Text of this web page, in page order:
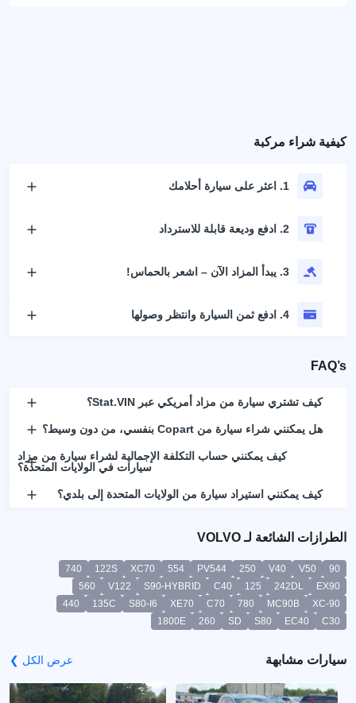
كيفية شراء مركبة
1. اعثر على سيارة أحلامك
2. ادفع وديعة قابلة للاسترداد
3. يبدأ المزاد الآن – اشعر بالحماس!
4. ادفع ثمن السيارة وانتظر وصولها
FAQ’s
كيف تشتري سيارة من مزاد أمريكي عبر Stat.VIN؟
هل يمكنني شراء سيارة من Copart بنفسي، من دون وسيط؟
كيف يمكنني حساب التكلفة الإجمالية لشراء سيارة من مزاد
سيارات في الولايات المتحدة؟
كيف يمكنني استيراد سيارة من الولايات المتحدة إلى بلدي؟
الطرازات الشائعة لـ VOLVO
90
V50
V40
250
PV544
554
XC70
122S
740
EX90
242DL
125
C40
S90-HYBRID
V122
560
XC-90
MC90B
780
C70
XE70
S80-I6
135C
440
C30
EC40
S80
SD
260
1800E
سيارات مشابهة عرض الكل ❯